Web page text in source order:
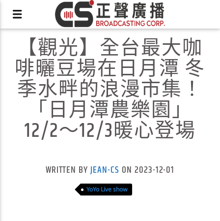
X
【觀光】全台最大咖
啡曬豆場在日月潭 冬
季水畔的浪漫市集！
「日月潭農樂園」
12/2～12/3暖心登場
WRITTEN BYJEAN-CS ON 2023-12-01
YoYo Live show